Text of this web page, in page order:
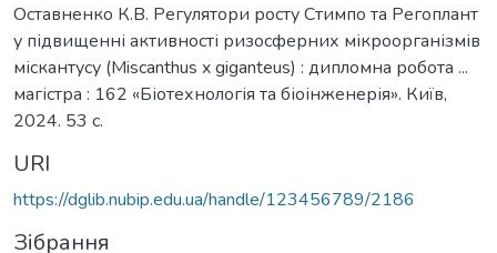
Оставненко К.В. Регулятори росту Стимпо та Регоплант
у підвищенні активності ризосферних мікроорганізмів
міскантусу (Miscanthus x giganteus) : дипломна робота ...
магістра : 162 «Біотехнологія та біоінженерія». Київ,
2024. 53 с.
URI
https://dglib.nubip.edu.ua/handle/123456789/2186
Зібрання